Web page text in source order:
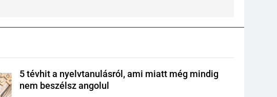
5 tévhit a nyelvtanulásról, ami miatt még mindig
nem beszélsz angolul